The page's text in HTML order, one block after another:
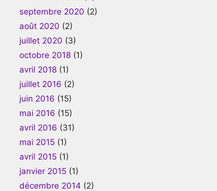
septembre 2020 (2)
août 2020 (2)
juillet 2020 (3)
octobre 2018 (1)
avril 2018 (1)
juillet 2016 (2)
juin 2016 (15)
mai 2016 (15)
avril 2016 (31)
mai 2015 (1)
avril 2015 (1)
janvier 2015 (1)
décembre 2014 (2)